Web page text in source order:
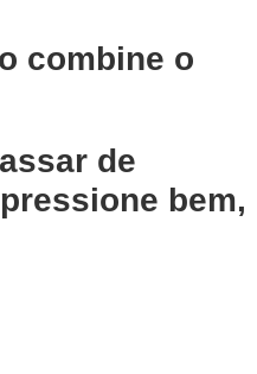
combine o
de
bem,